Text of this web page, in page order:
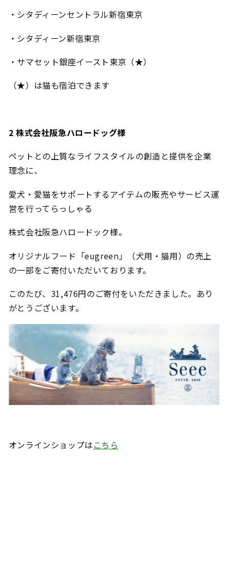
・シタディーンセントラル新宿東京
・シタディーン新宿東京
・サマセット銀座イースト東京（★）
（★）は猫も宿泊できます
2 株式会社阪急ハロードッグ様
ペットとの上質なライフスタイルの創造と提供を企業
理念に、
愛犬・愛猫をサポートするアイテムの販売やサービス運
営を行ってらっしゃる
株式会社阪急ハロードック様。
オリジナルフード「eugreen」（犬用・猫用）の売上
の一部をご寄付いただいております。
このたび、31,476円のご寄付をいただきました。あり
がとうございます。
オンラインショップはこちら